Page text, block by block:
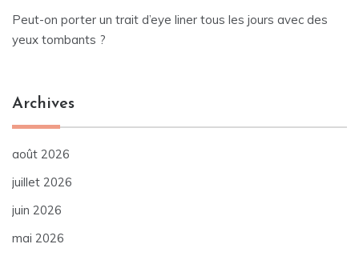
Peut-on porter un trait d’eye liner tous les jours avec des
yeux tombants ?
Archives
août 2026
juillet 2026
juin 2026
mai 2026